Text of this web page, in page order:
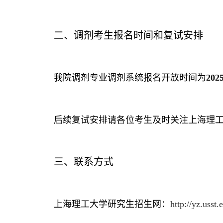
二、调剂考生报名时间和复试安排
我院调剂专业调剂系统报名开放时间为
后续复试安排请各位考生及时关注上海理
三、联系方式
上海理工大学研究生招生网： http://